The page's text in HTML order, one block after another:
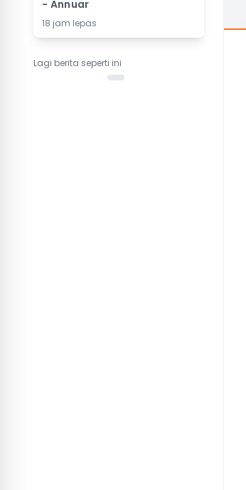
- Annuar
18 jam lepas
Lagi berita seperti ini